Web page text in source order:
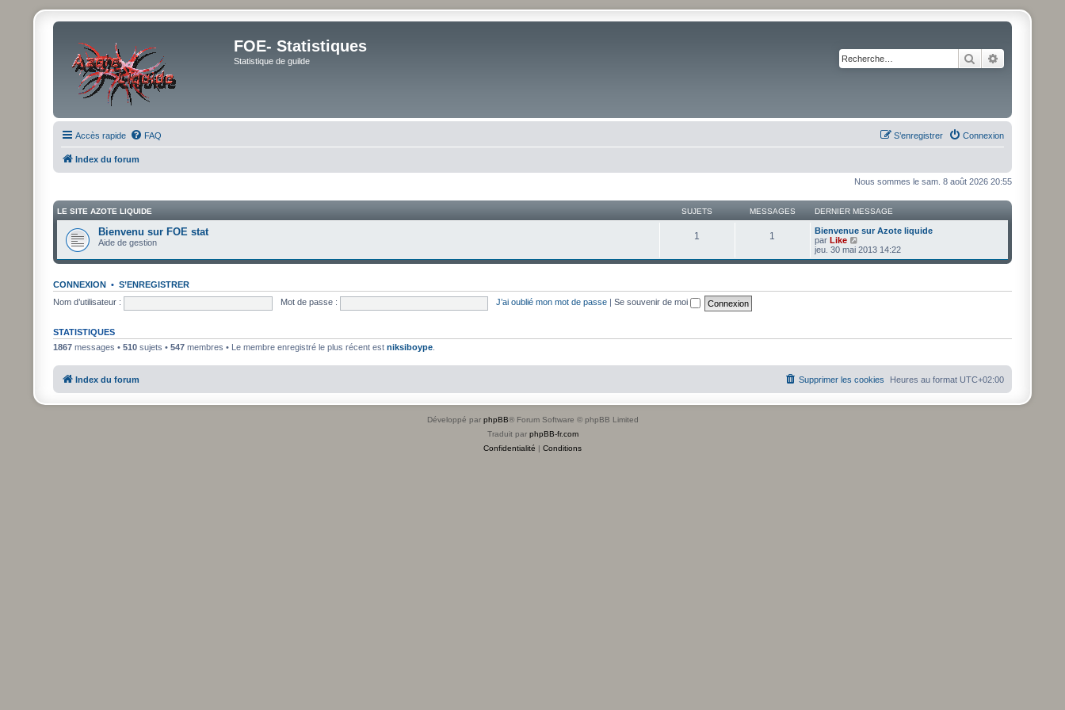
FOE- Statistiques
Statistique de guilde Rechercher
Accès rapide FAQ Connexion
S’enregistrer
Index du forum
Nous sommes le sam. 8 août 2026 20:55
LE SITE AZOTE LIQUIDE SUJETS MESSAGES DERNIER MESSAGE
Bienvenu sur FOE stat
Aide de gestion
1 1
Bienvenue sur Azote liquide
par Like
o
i
s
s
jeu. 30 mai 2013 14:22
CONNEXION •S’ENREGISTRER
Nom d’utilisateur :
Mot de passe : J’ai oublié mon mot de passe Se souvenir de moi
STATISTIQUES
1867 messages •510 sujets •547 membres • Le membre enregistré le plus récent estniksiboype
Index du forum Heures au format UTC+02:00
Supprimer les cookies
Développé par phpBB® Forum Software © phpBB Limited
Traduit par phpBB-fr.com
Confidentialité | Conditions